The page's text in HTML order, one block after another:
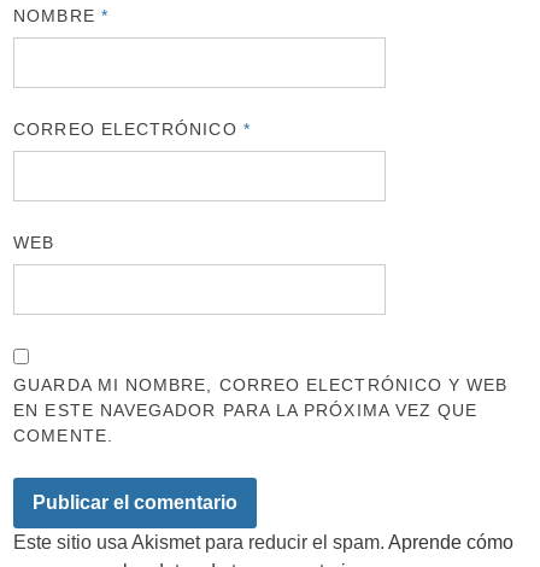
NOMBRE *
CORREO ELECTRÓNICO *
WEB
GUARDA MI NOMBRE, CORREO ELECTRÓNICO Y WEB
EN ESTE NAVEGADOR PARA LA PRÓXIMA VEZ QUE
COMENTE.
Este sitio usa Akismet para reducir el spam.Aprende cómo